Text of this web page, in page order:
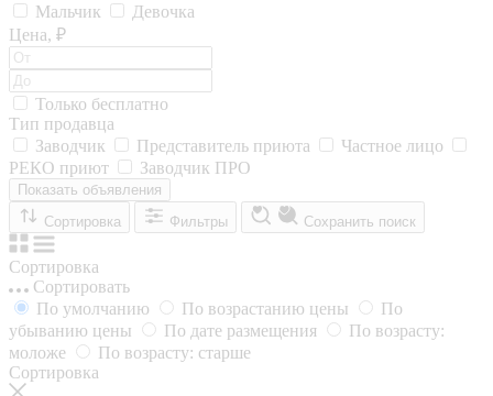
Мальчик
Девочка
Цена, ₽
Только бесплатно
Тип продавца
Заводчик
Представитель приюта
Частное лицо
РЕКО приют
Заводчик ПРО
Показать объявления
Сортировка
Фильтры Сохранить поиск
Сортировка
Сортировать
По умолчанию
По возрастанию цены
По
убыванию цены
По дате размещения
По возрасту:
моложе
По возрасту: старше
Сортировка